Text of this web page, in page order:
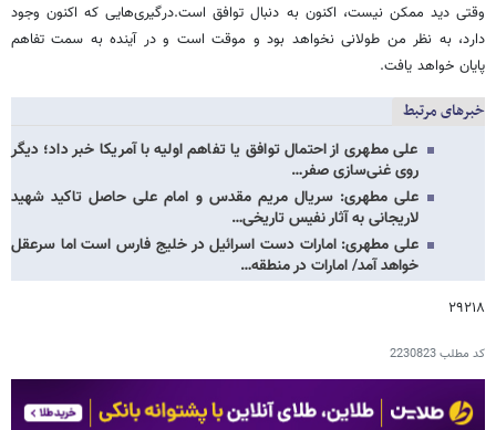
وقتی دید ممکن نیست، اکنون به دنبال توافق است.درگیری‌هایی که اکنون وجود
دارد، به نظر من طولانی نخواهد بود و موقت است و در آینده به سمت تفاهم
پایان خواهد یافت.
خبرهای مرتبط
علی مطهری از احتمال توافق یا تفاهم اولیه با آمریکا خبر داد؛ دیگر
روی غنی‌سازی صفر…
علی مطهری: سریال مریم مقدس و امام علی حاصل تاکید شهید
لاریجانی به آثار نفیس تاریخی…
علی مطهری: امارات دست اسرائیل در خلیج فارس است اما سرعقل
خواهد آمد/ امارات در منطقه…
۲۹۲۱۸
کد مطلب2230823